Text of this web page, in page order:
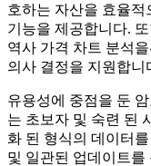
호하는 자산을 효율
기능을 제공합니다.
역사 가격 차트 분석
의사 결정을 지원합니
유용성에 중점을 둔
는 초보자 및 숙련 된
화 된 형식의 데이터
및 일관된 업데이트